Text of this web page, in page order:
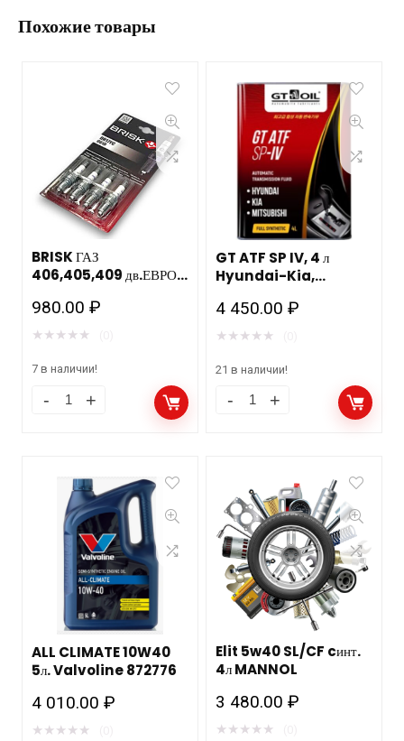
Похожие товары
BRISK ГАЗ
406,405,409 дв.ЕВРО
980.00₽
★ ★ ★ ★ ★
7 в наличии!
GT ATF SP IV, 4 л
Hyundai-Kia,
4 450.00₽
★ ★ ★ ★ ★
21 в наличии!
ALL CLIMATE 10W40
5л. Valvoline 872776
4 010.00₽
★ ★ ★ ★ ★
Elit 5w40 SL/CF cинт.
4л MANNOL
3 480.00₽
★ ★ ★ ★ ★